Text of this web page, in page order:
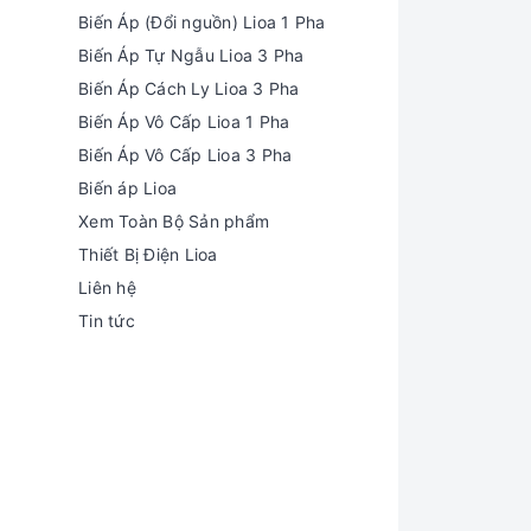
Biến Áp (Đổi nguồn) Lioa 1 Pha
Biến Áp Tự Ngẫu Lioa 3 Pha
Biến Áp Cách Ly Lioa 3 Pha
Biến Áp Vô Cấp Lioa 1 Pha
Biến Áp Vô Cấp Lioa 3 Pha
Biến áp Lioa
Xem Toàn Bộ Sản phẩm
Thiết Bị Điện Lioa
Liên hệ
Tin tức